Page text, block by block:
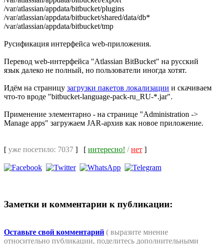
/var/atlassian/appdata/bitbucket/plugins
/var/atlassian/appdata/bitbucket/shared/data/db*
/var/atlassian/appdata/bitbucket/tmp
Русификация интерфейса web-приложения.
Перевод web-интерфейса "Atlassian BitBucket" на русский
язык далеко не полный, но пользователи иногда хотят.
Идём на страницу загрузки пакетов локализации и скачиваем
что-то вроде "bitbucket-language-pack-ru_RU-*.jar".
Применение элементарно - на странице "Administration ->
Manage apps" загружаем JAR-архив как новое приложение.
[ уже посетило: 7037 ] [ интересно! /нет ]
Заметки и комментарии к публикации:
Оставьте свой комментарий ( выразите мнение
относительно публикации, поделитесь дополнительными